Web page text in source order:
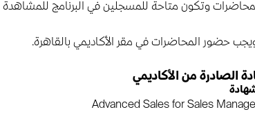
حضور المحاضرات في مقر الأكاديمي بالقاهرة.
الصادرة من الأكاديمي
Advanced Sales for Sales